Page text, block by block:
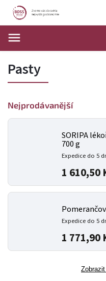
Pasty
Nejprodávanější
SORIPA
700 g
Expedice do 5
1 610,50
Expedice do 5
1 771,90